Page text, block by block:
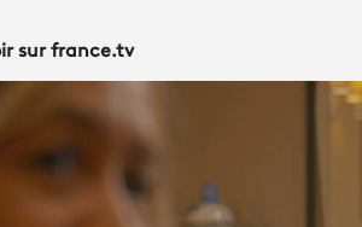
sur france.tv